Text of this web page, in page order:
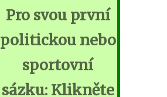
Pro svou první
politickou nebo
sportovní
sázku: Klikněte